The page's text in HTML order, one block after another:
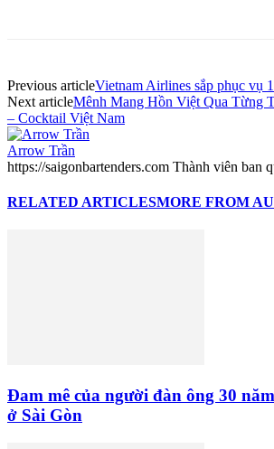
Previous articleVietnam Airlines sắp phục vụ
Next articleMênh Mang Hồn Việt Qua Từng
– Cocktail Việt Nam
Arrow Trần
https://saigonbartenders.com Thành viên ban
RELATED ARTICLESMORE FROM
Đam mê của người đàn ông 30
ở Sài Gòn